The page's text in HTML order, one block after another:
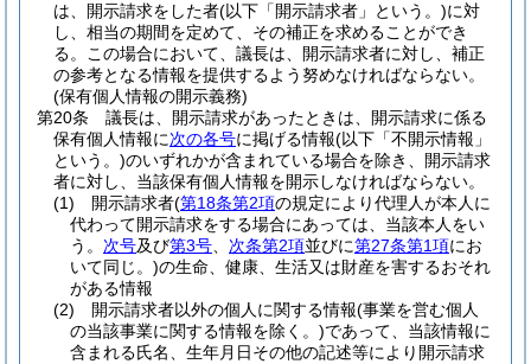
は、開示請求をした者(以下「開示請求者」という。)に対
し、相当の期間を定めて、その補正を求めることができ
る。
この場合において、議長は、開示請求者に対し、補正
の参考となる情報を提供するよう努めなければならない。
(保有個人情報の開示義務)
第20条
議長は、開示請求があったときは、開示請求に係る
保有個人情報に次の各号に掲げる情報(以下「不開示情報」
という。)のいずれかが含まれている場合を除き、開示請求
者に対し、当該保有個人情報を開示しなければならない。
(1)
開示請求者(第18条第2項の規定により代理人が本人に
代わって開示請求をする場合にあっては、当該本人をい
う。 次号及び第3号 次条第2項並びに第27条第1項にお
いて同じ。)の生命、健康、生活又は財産を害するおそれ
がある情報
(2)
開示請求者以外の個人に関する情報(事業を営む個人
の当該事業に関する情報を除く。)であって、当該情報に
含まれる氏名、生年月日その他の記述等により開示請求